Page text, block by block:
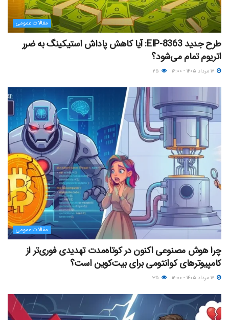
مقالات عمومی
طرح جدید EIP-8363: آیا کاهش پاداش استیکینگ به ضرر
اتریوم تمام می‌شود؟
مقالات عمومی
چرا هوش مصنوعی اکنون در کوتاه‌مدت تهدیدی فوری‌تر از
کامپیوترهای کوانتومی برای بیت‌کوین است؟